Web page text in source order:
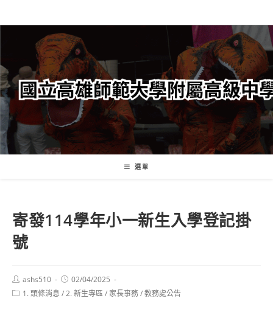
轉
要
內
容
選單
寄發114學年小一新生入學登記掛
號
Post
author:
ashs510
Post
published:
02/04/2025
Post1. 頭條消息 /2. 新生專區/ 家長事務/教務處公告